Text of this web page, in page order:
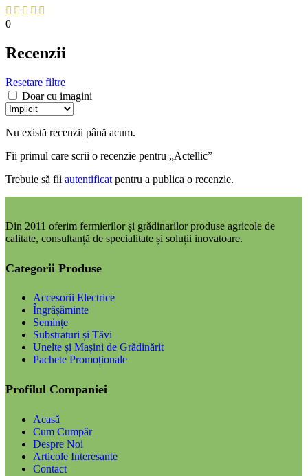
0
Recenzii
Resetare filtre
Doar cu imagini
Nu există recenzii până acum.
Fii primul care scrii o recenzie pentru „Actellic”
Trebuie să fii autentificat pentru a publica o recenzie.
Din 2011 oferim fermierilor și grădinarilor produse agricole de
calitate, consultanță de specialitate și soluții inovatoare.
Categorii Produse
Accesorii Electrice
Îngrășăminte
Semințe
Substraturi și Tăvi
Unelte și Mașini de Grădinărit
Pachete Promoționale
Profilul Companiei
Acasă
Cum Cumpăr
Despre Noi
Articole Interesante
Contact